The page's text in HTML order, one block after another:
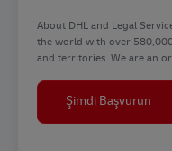
About DHL and Legal
the world with over
and territories. We are an
Şimdi Başvurun